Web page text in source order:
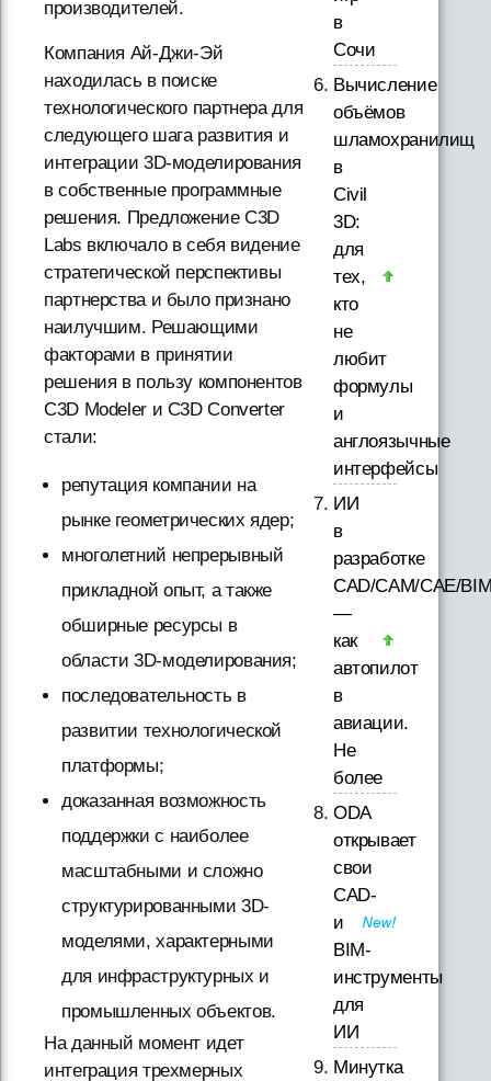
производителей.
Компания Ай-Джи-Эй
находилась в поиске
технологического партнера для
следующего шага развития и
интеграции 3D-моделирования
в собственные программные
решения. Предложение C3D
Labs включало в себя видение
стратегической перспективы
партнерства и было признано
наилучшим. Решающими
факторами в принятии
решения в пользу компонентов
C3D Modeler и C3D Converter
стали:
репутация компании на
рынке геометрических ядер;
многолетний непрерывный
прикладной опыт, а также
обширные ресурсы в
области 3D-моделирования;
последовательность в
развитии технологической
платформы;
доказанная возможность
поддержки с наиболее
масштабными и сложно
структурированными 3D-
моделями, характерными
для инфраструктурных и
промышленных объектов.
На данный момент идет
интеграция трехмерных
в
Сочи
Вычисление
объёмов
шламохранилищ
в
Civil
3D:
для
тех,
кто
не
любит
формулы
и
англоязычные
интерфейсы
ИИ
в
разработке
CAD/CAM/CAE/
—
как
автопилот
в
авиации.
Не
более
ODA
открывает
свои
CAD-
и
BIM-
инструменты
для
ИИ
Минутка